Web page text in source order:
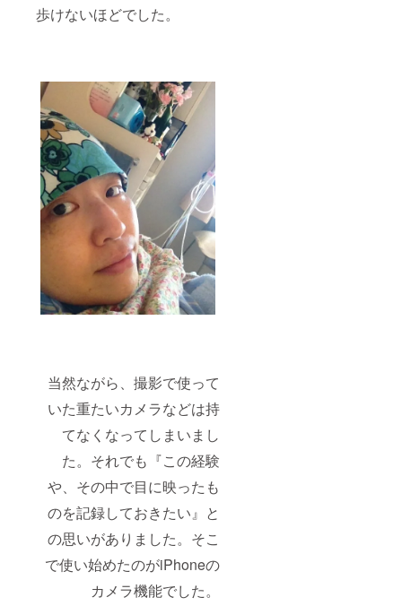
歩けないほどでした。
当然ながら、撮影で使って
いた重たいカメラなどは持
てなくなってしまいまし
た。それでも『この経験
や、その中で目に映ったも
のを記録しておきたい』と
の思いがありました。そこ
で使い始めたのがiPhoneの
カメラ機能でした。